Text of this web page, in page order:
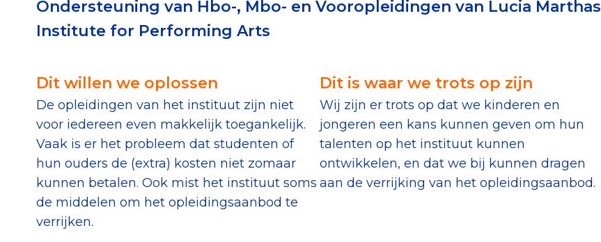
Tips bij doneren: zo geef je veilig
Data & Onderzoek
Betrouwbare data over goede doelen
CBF-publicaties
State of the Sector
Het Nederlandse Donateurspanel
Ondersteuning van Hbo-, Mbo- en Vooropleidingen van Lucia Marthas
Institute for Performing Arts
Dit willen we oplossen
De opleidingen van het instituut zijn niet
voor iedereen even makkelijk toegankelijk.
Vaak is er het probleem dat studenten of
hun ouders de (extra) kosten niet zomaar
kunnen betalen. Ook mist het instituut soms
de middelen om het opleidingsaanbod te
verrijken.
Dit is waar we trots op zijn
Wij zijn er trots op dat we kinderen en
jongeren een kans kunnen geven om hun
talenten op het instituut kunnen
ontwikkelen, en dat we bij kunnen dragen
aan de verrijking van het opleidingsaanbod.